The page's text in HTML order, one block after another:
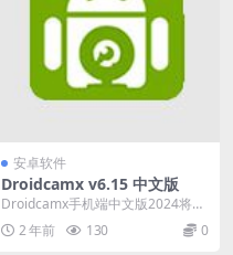
安卓软件
Droidcamx v6.15 中文版
Droidcamx手机端中文版2024将智
能手机转化为高效网络摄像头，提
供清晰画...
2 年前 130 0